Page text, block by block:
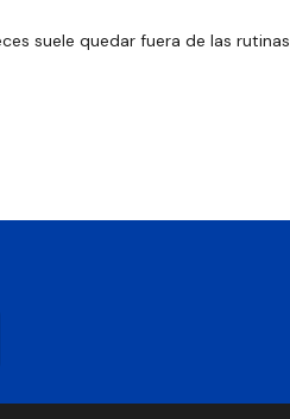
suele quedar fuera de las rutinas